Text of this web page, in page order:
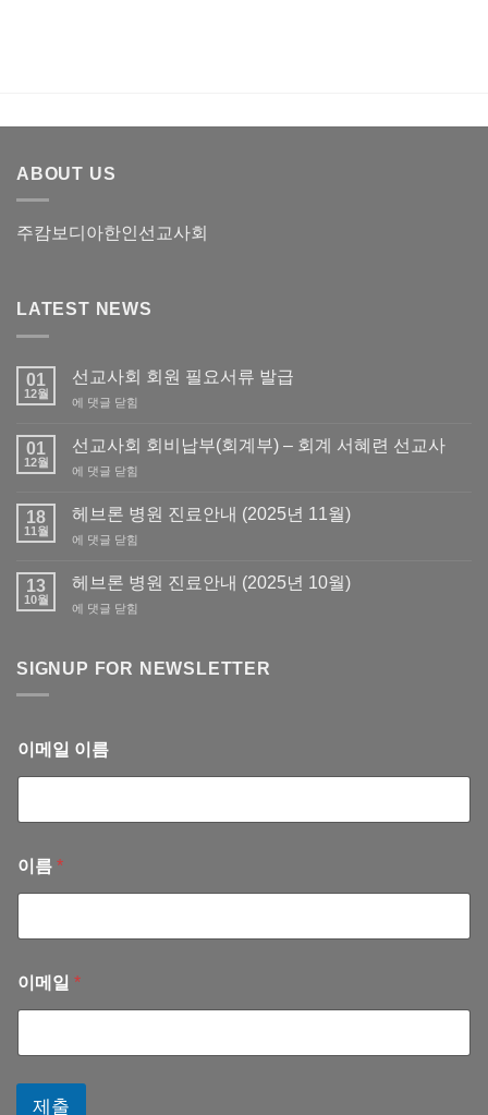
ABOUT US
주캄보디아한인선교사회
LATEST NEWS
01
12월
선교사회 회원 필요서류 발급
선
사
회
회
필
서
발
급
에 댓글 닫힘
01
12월
선교사회 회비납부(회계부) – 회계 서혜련 선교사
선
사
회
회
납
(회
–
혜
사
에 댓글 닫힘
18
11월
헤브론 병원 진료안내 (2025년 11월)
헤
론
병
원
안
11
에 댓글 닫힘
13
10월
헤브론 병원 진료안내 (2025년 10월)
헤
병
내
(2025
에 댓글 닫힘
SIGNUP FOR NEWSLETTER
이메일 이름
이름 *
이메일 *
제출